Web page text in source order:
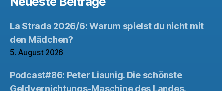
La Strada 2026/6: Warum spielst du nicht mit
den Mädchen?
5. August 2026
Podcast#86: Peter Liaunig. Die schönste
Geldvernichtungs-Maschine des Landes.